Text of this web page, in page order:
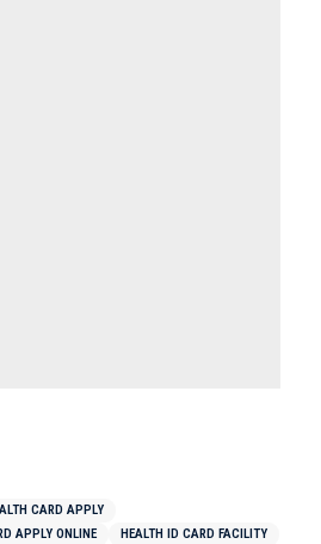
CARD APPLY
APPLY ONLINE
HEALTH ID CARD FACILITY